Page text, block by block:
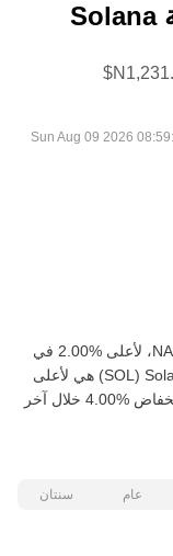
كم تبلغ قيمة واحدة من عملة ‏Solana
Sun Aug 09 2026
اعتبارًا من اليوم، تعادل SOL واحدة ‏‎‏‎1,231.47‏‏ NAD‏، لأعلى‏ ‏‎2.00‎%‎‏ في
آخر 24 ساعة. وخلال الأسبوع الماضي، كانت Solana‏ (SOL) هي لأعلى‏
‏‎4.00‎%‎‏. وتتحرك SOL في اتجاه السوق هبوط‏، انخفاض‏ ‏‎4.00‎%‎‏ خلال آخر
عام سنتان